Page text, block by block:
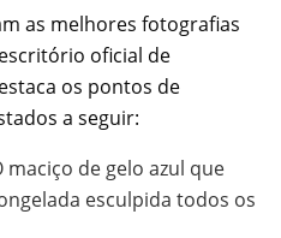
as melhores fotografias
oficial de
os pontos de
a seguir:
maciço de gelo azul que
esculpida todos os